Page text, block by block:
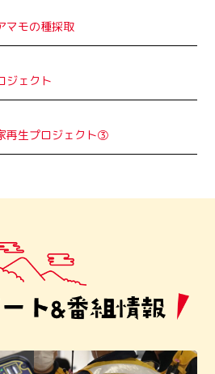
マモの種採取
ジェクト
再生プロジェクト➂